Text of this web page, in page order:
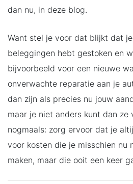
dan nu, in deze blog.
Want stel je voor dat blijkt dat
beleggingen hebt gestoken en
bijvoorbeeld voor een nieuwe
onverwachte reparatie aan je
dan zijn als precies nu jouw
maar je niet anders kunt dan ze
nogmaals: zorg ervoor dat je
voor kosten die je misschien nu
maken, maar die ooit een keer